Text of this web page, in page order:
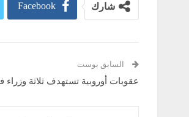
شارك Facebook
السابق بوست
عقوبات أوروبية تستهدف ثلاثة